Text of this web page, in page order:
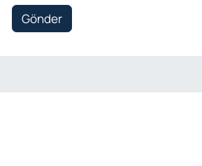
Gönder